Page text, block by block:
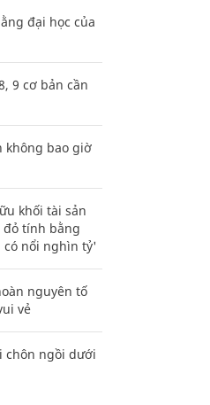
đại học của
9 cơ bản cần
không bao giờ
khối tài sản
tính bằng
có nổi nghìn tỷ'
nguyên tố
vẻ
chôn ngồi dưới